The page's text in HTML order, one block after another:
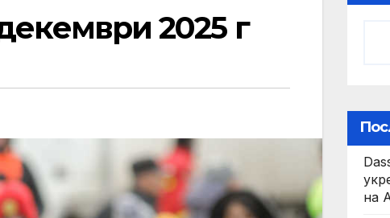
2025 г
на